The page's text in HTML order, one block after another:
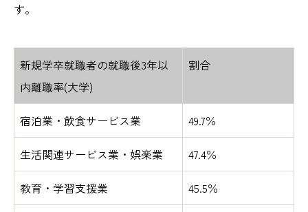
す。
新規学卒就職者の就職後3年以
内離職率(大学)
割合
宿泊業・飲食サービス業 49.7％
生活関連サービス業・娯楽業 47.4％
教育・学習支援業 45.5％